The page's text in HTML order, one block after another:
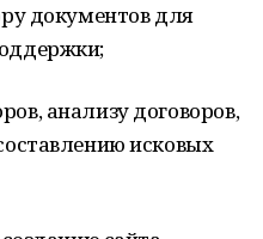
документов для
анализу договоров,
исковых